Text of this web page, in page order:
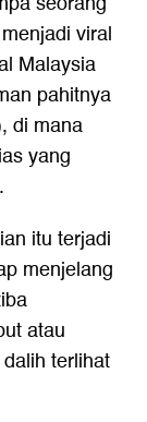
viral
Malaysia
pahitnya
di mana
yang
itu terjadi
menjelang
atau
terlihat